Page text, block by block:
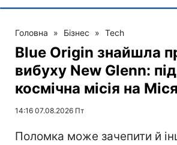
Головна » Бізнес » Tech
Blue Origin знайшла
вибуху New Glenn:
космічна місія на
14:16 07.08.2026 Пт
Поломка може зачепити й